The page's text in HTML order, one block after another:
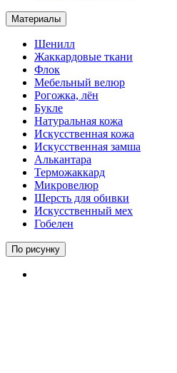
Материалы
Шенилл
Жаккардовые ткани
Флок
Мебельный велюр
Рогожка, лён
Букле
Натуральная кожа
Искусственная кожа
Искусственная замша
Алькантара
Терможаккард
Микровелюр
Шерсть для обивки
Искусственный мех
Гобелен
По рисунку